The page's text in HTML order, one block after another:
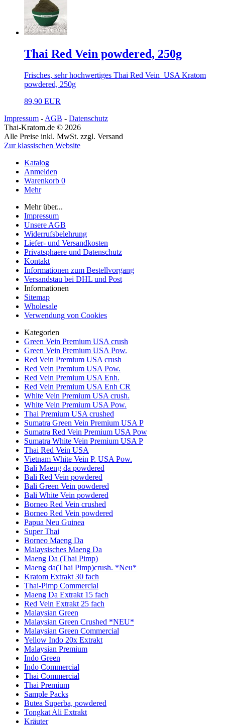
Thai Red Vein powdered, 250g
Frisches, sehr hochwertiges Thai Red Vein USA Kratom
powdered, 250g
89,90 EUR
Impressum - AGB - Datenschutz
Thai-Kratom.de © 2026
Alle Preise inkl. MwSt. zzgl. Versand
Zur klassischen Website
Katalog
Anmelden
Warenkorb 0
Mehr
Mehr über...
Impressum
Unsere AGB
Widerrufsbelehrung
Liefer- und Versandkosten
Privatsphaere und Datenschutz
Kontakt
Informationen zum Bestellvorgang
Versandstau bei DHL und Post
Informationen
Sitemap
Wholesale
Verwendung von Cookies
Kategorien
Green Vein Premium USA crush
Green Vein Premium USA Pow.
Red Vein Premium USA crush
Red Vein Premium USA Pow.
Red Vein Premium USA Enh.
Red Vein Premium USA Enh CR
White Vein Premium USA crush.
White Vein Premium USA Pow.
Thai Premium USA crushed
Sumatra Green Vein Premium USA P
Sumatra Red Vein Premium USA Pow
Sumatra White Vein Premium USA P
Thai Red Vein USA
Vietnam White Vein P. USA Pow.
Bali Maeng da powdered
Bali Red Vein powdered
Bali Green Vein powdered
Bali White Vein powdered
Borneo Red Vein crushed
Borneo Red Vein powdered
Papua Neu Guinea
Super Thai
Borneo Maeng Da
Malaysisches Maeng Da
Maeng Da (Thai Pimp)
Maeng da(Thai Pimp)crush. *Neu*
Kratom Extrakt 30 fach
Thai-Pimp Commercial
Maeng Da Extrakt 15 fach
Red Vein Extrakt 25 fach
Malaysian Green
Malaysian Green Crushed *NEU*
Malaysian Green Commercial
Yellow Indo 20x Extrakt
Malaysian Premium
Indo Green
Indo Commercial
Thai Commercial
Thai Premium
Sample Packs
Butea Superba, powdered
Tongkat Ali Extrakt
Kräuter